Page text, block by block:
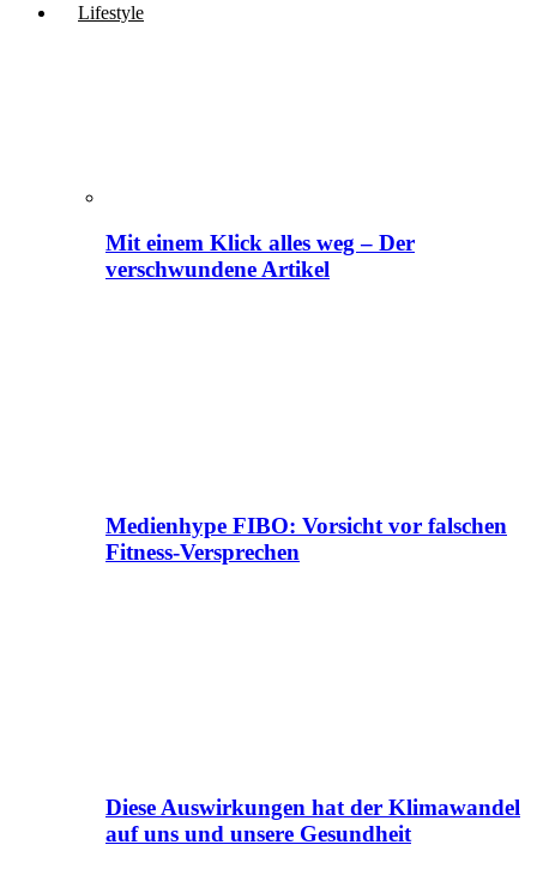
Lifestyle
Mit einem Klick alles weg – Der
verschwundene Artikel
Medienhype FIBO: Vorsicht vor falschen
Fitness-Versprechen
Diese Auswirkungen hat der Klimawandel
auf uns und unsere Gesundheit